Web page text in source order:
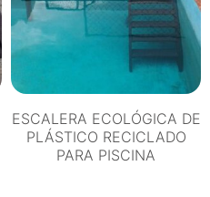
ESCALERA ECOLÓGICA DE
PLÁSTICO RECICLADO
PARA PISCINA